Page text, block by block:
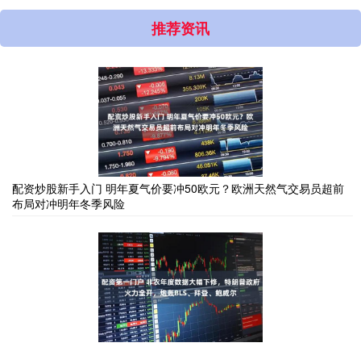
推荐资讯
配资炒股新手入门 明年夏气价要冲50欧元？欧洲天然气交易员超前
布局对冲明年冬季风险